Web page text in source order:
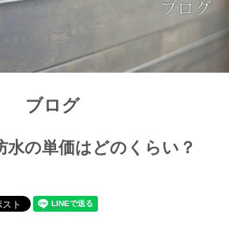
ブログ
の単価はどのくらい？